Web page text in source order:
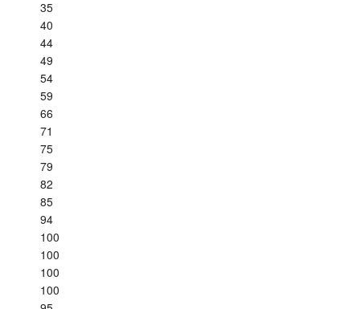
35
40
44
49
54
59
66
71
75
79
82
85
94
100
100
100
100